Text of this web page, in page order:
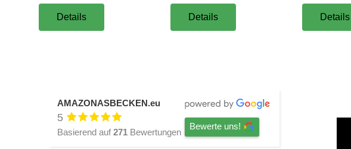
Details Details Details
AMAZONASBECKEN.eu
5
Basierend auf 271 Bewertungen
Bewerte uns!